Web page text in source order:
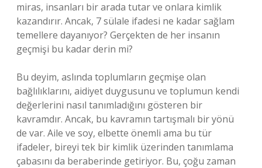
miras, insanları bir arada tutar ve onlara kimlik
kazandırır. Ancak, 7 sülale ifadesi ne kadar sağlam
temellere dayanıyor? Gerçekten de her insanın
geçmişi bu kadar derin mi?
Bu deyim, aslında toplumların geçmişe olan
bağlılıklarını, aidiyet duygusunu ve toplumun kendi
değerlerini nasıl tanımladığını gösteren bir
kavramdır. Ancak, bu kavramın tartışmalı bir yönü
de var. Aile ve soy, elbette önemli ama bu tür
ifadeler, bireyi tek bir kimlik üzerinden tanımlama
çabasını da beraberinde getiriyor. Bu, çoğu zaman